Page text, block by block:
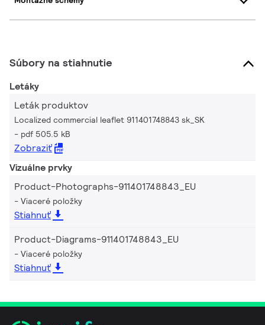
Súbory na stiahnutie
Letáky
Leták produktov
Localized commercial leaflet 911401748843 sk_SK
pdf 505.5 kB
Zobraziť
Vizuálne prvky
Product-Photographs-911401748843_EU
Viaceré položky
Stiahnuť
Product-Diagrams-911401748843_EU
Viaceré položky
Stiahnuť